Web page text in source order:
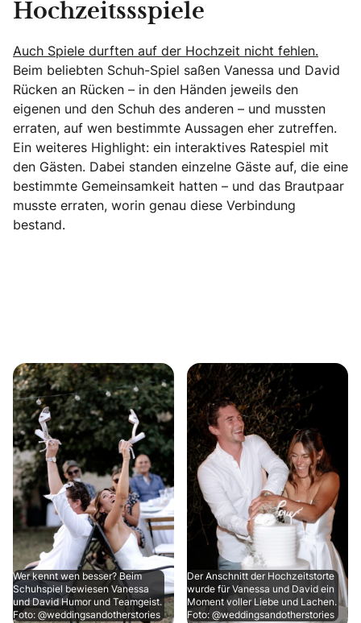
Hochzeitssspiele
Auch Spiele durften auf der Hochzeit nicht fehlen.
Beim beliebten Schuh-Spiel saßen Vanessa und David
Rücken an Rücken – in den Händen jeweils den
eigenen und den Schuh des anderen – und mussten
erraten, auf wen bestimmte Aussagen eher zutreffen.
Ein weiteres Highlight: ein interaktives Ratespiel mit
den Gästen. Dabei standen einzelne Gäste auf, die eine
bestimmte Gemeinsamkeit hatten – und das Brautpaar
musste erraten, worin genau diese Verbindung
bestand.
Wer kennt wen besser? Beim
Schuhspiel bewiesen Vanessa
und David Humor und Teamgeist.
Foto: @weddingsandotherstories
Der Anschnitt der Hochzeitstorte
wurde für Vanessa und David ein
Moment voller Liebe und Lachen.
Foto: @weddingsandotherstories